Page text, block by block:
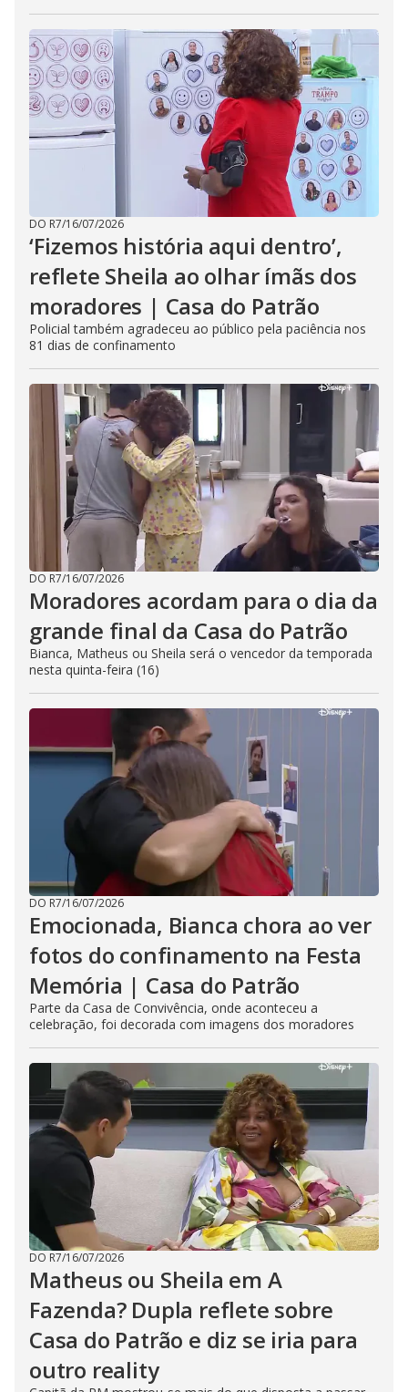
DO R7/16/07/2026
‘Fizemos história aqui dentro’,
reflete Sheila ao olhar ímãs dos
moradores | Casa do Patrão
Policial também agradeceu ao público pela paciência nos
81 dias de confinamento
DO R7/16/07/2026
Moradores acordam para o dia da
grande final da Casa do Patrão
Bianca, Matheus ou Sheila será o vencedor da temporada
nesta quinta-feira (16)
DO R7/16/07/2026
Emocionada, Bianca chora ao ver
fotos do confinamento na Festa
Memória | Casa do Patrão
Parte da Casa de Convivência, onde aconteceu a
celebração, foi decorada com imagens dos moradores
DO R7/16/07/2026
Matheus ou Sheila em A
Fazenda? Dupla reflete sobre
Casa do Patrão e diz se iria para
outro reality